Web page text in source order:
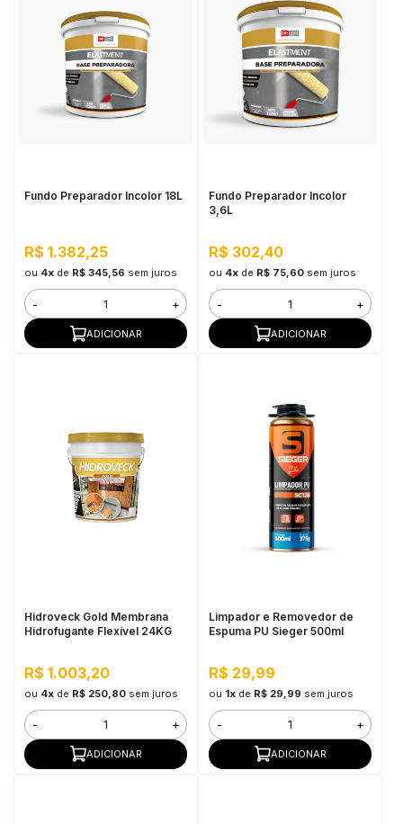
Fundo Preparador Incolor 18L
R$ 1.382,25
ou 4xde R$ 345,56 sem juros
- +
ADICIONAR
Fundo Preparador Incolor
3,6L
R$ 302,40
ou 4xde R$ 75,60 sem juros
- +
ADICIONAR
Hidroveck Gold Membrana
Hidrofugante Flexível 24KG
R$ 1.003,20
ou 4xde R$ 250,80 sem juros
- +
ADICIONAR
Limpador e Removedor de
Espuma PU Sieger 500ml
R$ 29,99
ou 1xde R$ 29,99 sem juros
- +
ADICIONAR